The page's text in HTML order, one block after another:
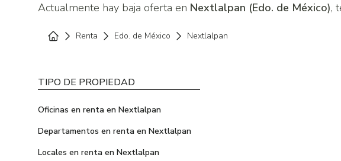
Actualmente hay baja oferta en Nextlalpan (Edo. de México),
Renta Edo. de México Nextlalpan
TIPO DE PROPIEDAD
Oficinas en renta en Nextlalpan
Departamentos en renta en Nextlalpan
Locales en renta en Nextlalpan